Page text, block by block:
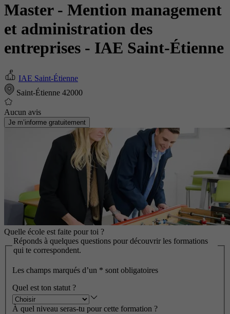
Master - Mention management
et administration des
entreprises - IAE Saint-Étienne
IAE Saint-Étienne
Saint-Étienne 42000
Aucun avis
Je m’informe gratuitement
Quelle école est faite pour toi ?
Réponds à quelques questions pour découvrir les formations
qui te correspondent.
Les champs marqués d’un * sont obligatoires
Quel est ton statut ?
À quel niveau seras-tu pour cette formation ?